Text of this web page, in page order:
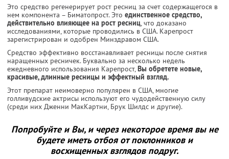
Это средство регенерирует рост ресниц за счет содержащегося в
нем компонента – Биматопрост. Это единственное средство,
действительно влияющее на рост ресниц, что доказано
исследованиями, которые проводились в США. Карепрост
зарегистрирован и одобрен Минздравом США.
Средство эффективно восстанавливает ресницы после снятия
наращенных ресничек. Буквально за несколько недель
ежедневного использования Карепрост,Вы обретете новые,
красивые, длинные ресницы и эффектный взгляд.
Этот препарат неимоверно популярен в США, многие
голливудские актрисы используют его чудодейственную силу
(среди них Дженни МакКартни, Брук Шилдс и другие).
Попробуйте и Вы, и через некоторое время вы не
будете иметь отбоя от поклонников и
восхищенных взглядов подруг.